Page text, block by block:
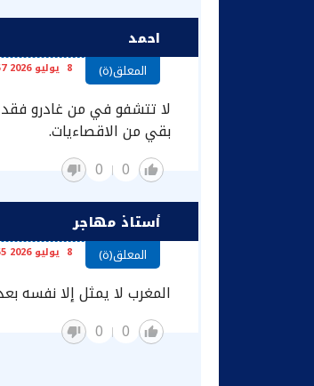
احمد
المعلق(ة) 8 يوليو 2026 12:57
لا تتشفو في من غادرو فقد
بقي من الاقصاءيات.
0
0
أستاذ مهاجر
المعلق(ة) 8 يوليو 2026 12:55
المغرب لا يمثل إلا نفسه
0
0